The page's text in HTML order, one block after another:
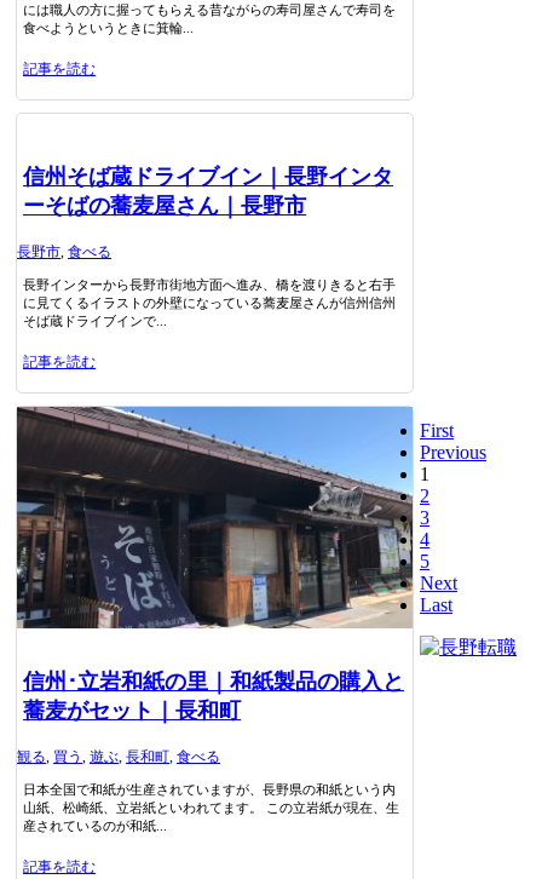
には職人の方に握ってもらえる昔ながらの寿司屋さんで寿司を
食べようというときに箕輪...
記事を読む
信州そば蔵ドライブイン｜長野インタ
ーそばの蕎麦屋さん｜長野市
長野市 食べる
長野インターから長野市街地方面へ進み、橋を渡りきると右手
に見てくるイラストの外壁になっている蕎麦屋さんが信州信州
そば蔵ドライブインで...
記事を読む
信州･立岩和紙の里｜和紙製品の購入と
蕎麦がセット｜長和町
観る, 買う , 遊ぶ, 長和町, 食べる
日本全国で和紙が生産されていますが、長野県の和紙という内
山紙、松崎紙、立岩紙といわれてます。 この立岩紙が現在、生
産されているのが和紙...
記事を読む
First
Previous
1
2
3
4
5
Next
Last